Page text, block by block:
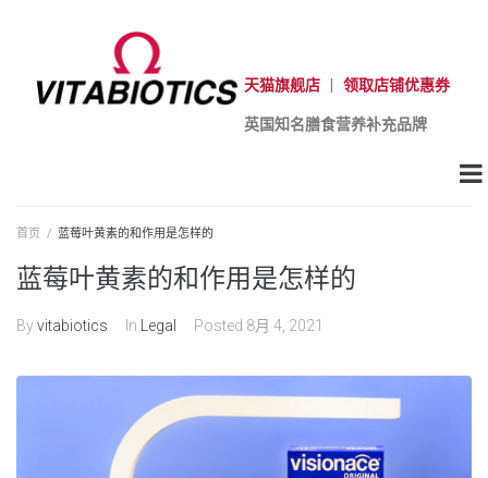
天猫旗舰店 领取店铺优惠券
英国知名膳食营养补充品牌
首页 / 蓝莓叶黄素的和作用是怎样的
蓝莓叶黄素的和作用是怎样的
Byvitabiotics In Legal Posted 8月 4, 2021